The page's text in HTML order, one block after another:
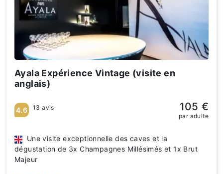
Ayala Expérience Vintage (visite en
anglais)
Une visite exceptionnelle des caves et la
dégustation de 3x Champagnes Millésimés et 1x Brut
Majeur
4.6 13 avis 105 €
par adulte